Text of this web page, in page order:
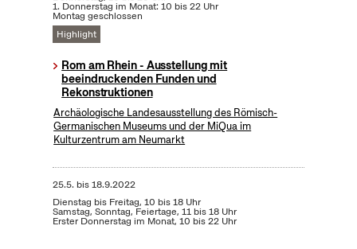
1. Donnerstag im Monat: 10 bis 22 Uhr
Montag geschlossen
Highlight
Rom am Rhein - Ausstellung mit
beeindruckenden Funden und
Rekonstruktionen
Archäologische Landesausstellung des Römisch-
Germanischen Museums und der MiQua im
Kulturzentrum am Neumarkt
25.5. bis18.9.2022
Dienstag bis Freitag, 10 bis 18 Uhr
Samstag, Sonntag, Feiertage, 11 bis 18 Uhr
Erster Donnerstag im Monat, 10 bis 22 Uhr